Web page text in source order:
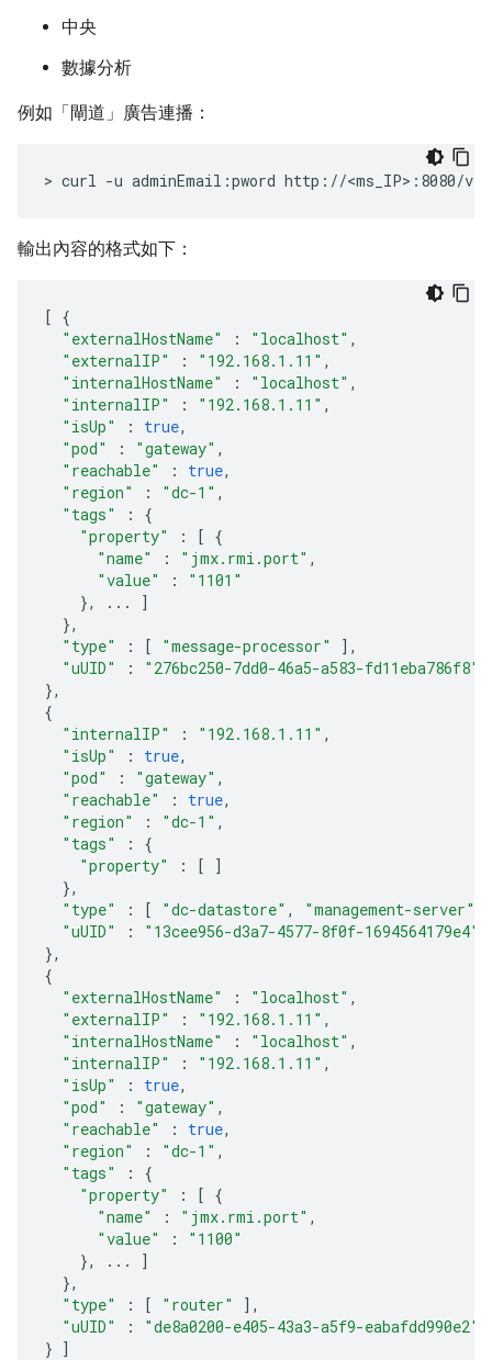
中央
數據分析
例如「閘道」廣告連播：
> curl -u adminEmail:pword http://<ms_IP>:8080/v1/
輸出內容的格式如下：
[ {
"externalHostName"
: "localhost" ,
"externalIP"
: "192.168.1.11" ,
"internalHostName"
: "localhost" ,
"internalIP"
: "192.168.1.11" ,
"isUp"
: true,
"pod"
: "gateway" ,
"reachable"
: true,
"region"
: "dc-1" ,
"tags"
:
{
"property"
: [ {
"name"
: "jmx.rmi.port" ,
"value"
:
"1101"
},
...
]
},
"type"
: [ "message-processor"
],
"uUID"
:
"276bc250-7dd0-46a5-a583-fd11eba786f8"
},
{
"internalIP"
: "192.168.1.11" ,
"isUp"
: true,
"pod"
: "gateway" ,
"reachable"
: true,
"region"
: "dc-1" ,
"tags"
:
{
"property"
: [
]
},
"type"
: [ "dc-datastore" , "management-server"
"uUID"
:
"13cee956-d3a7-4577-8f0f-1694564179e4"
},
{
"externalHostName"
: "localhost" ,
"externalIP"
: "192.168.1.11" ,
"internalHostName"
: "localhost" ,
"internalIP"
: "192.168.1.11" ,
"isUp"
: true,
"pod"
: "gateway" ,
"reachable"
: true,
"region"
: "dc-1" ,
"tags"
:
{
"property"
: [ {
"name"
: "jmx.rmi.port" ,
"value"
:
"1100"
},
...
]
},
"type"
: [ "router"
],
"uUID"
:
"de8a0200-e405-43a3-a5f9-eabafdd990e2"
} ]